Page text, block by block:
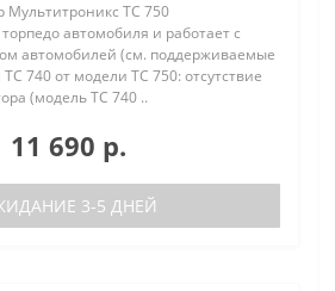
Мультитроникс TC 750
автомобиля и работает с
автомобилей (см. поддерживаемые
740 от модели TC 750: отсутствие
(модель TC 740 ..
11 690 р.
3-5 ДНЕЙ